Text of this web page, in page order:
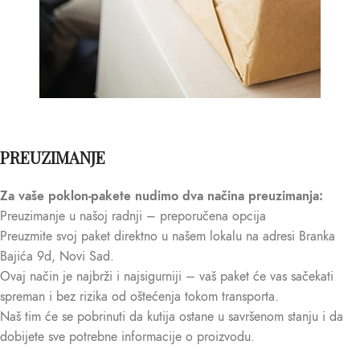
PREUZIMANJE
Za vaše poklon-pakete nudimo dva načina preuzimanja:
Preuzimanje u našoj radnji – preporučena opcija
Preuzmite svoj paket direktno u našem lokalu na adresi Branka
Bajića 9d, Novi Sad.
Ovaj način je najbrži i najsigurniji – vaš paket će vas sačekati
spreman i bez rizika od oštećenja tokom transporta.
Naš tim će se pobrinuti da kutija ostane u savršenom stanju i da
dobijete sve potrebne informacije o proizvodu.